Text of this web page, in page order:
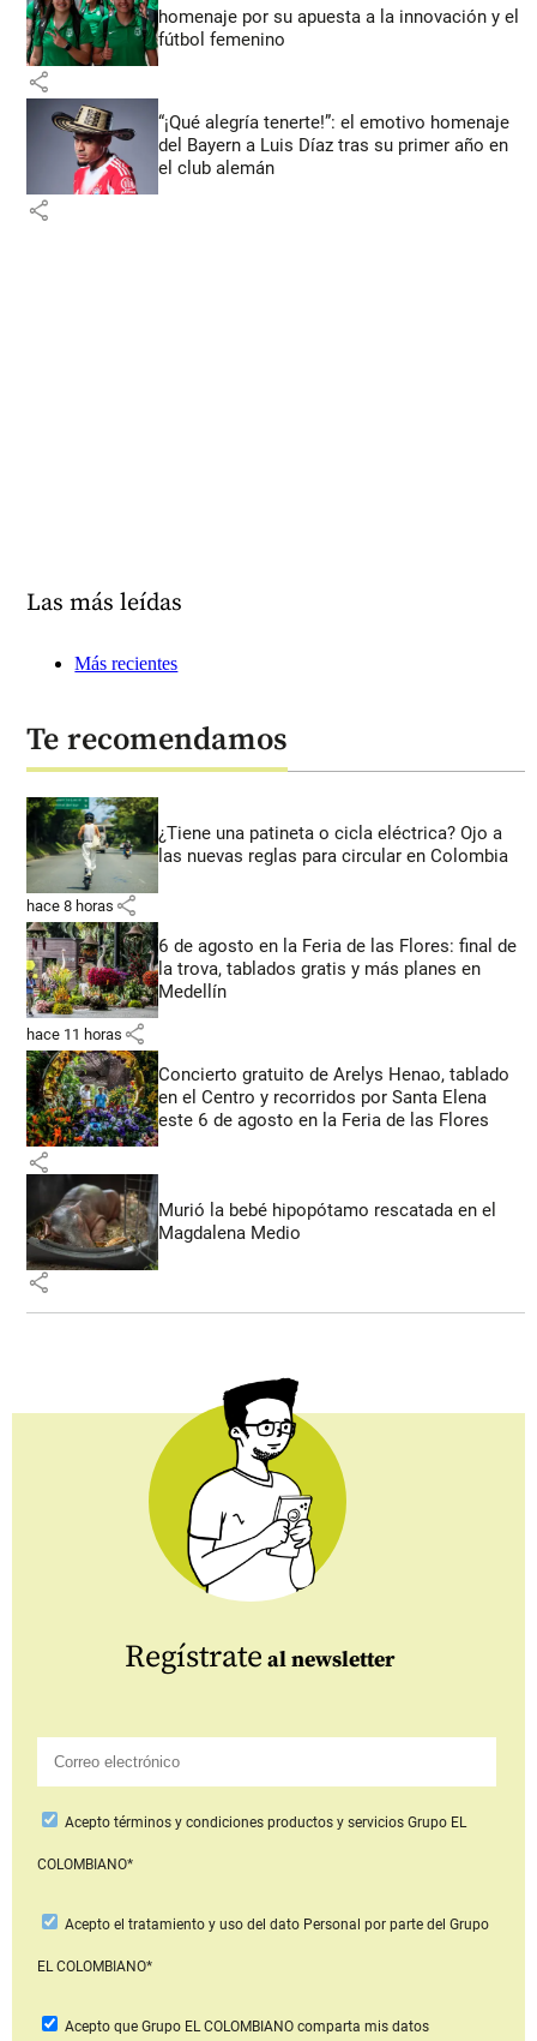
homenaje por su apuesta a la innovación y el
fútbol femenino
share
“¡Qué alegría tenerte!”: el emotivo homenaje
del Bayern a Luis Díaz tras su primer año en
el club alemán
share
Las más leídas
Más recientes
Te recomendamos
¿Tiene una patineta o cicla eléctrica? Ojo a
las nuevas reglas para circular en Colombia
hace 8 horas share
6 de agosto en la Feria de las Flores: final de
la trova, tablados gratis y más planes en
Medellín
hace 11 horas share
Concierto gratuito de Arelys Henao, tablado
en el Centro y recorridos por Santa Elena
este 6 de agosto en la Feria de las Flores
share
Murió la bebé hipopótamo rescatada en el
Magdalena Medio
share
Regístrate al newsletter
Aceptotérminos y condiciones productos y serviciosGrupo EL
COLOMBIANO*
Acepto el tratamiento y uso del dato Personal por parte del Grupo
EL COLOMBIANO*
Acepto que Grupo EL COLOMBIANOcomparta mis datos